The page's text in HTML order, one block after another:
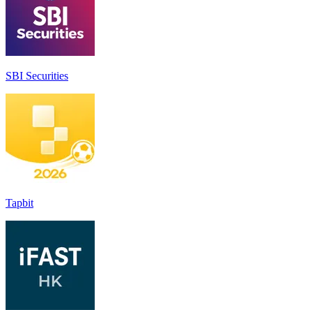
SBI Securities
Tapbit